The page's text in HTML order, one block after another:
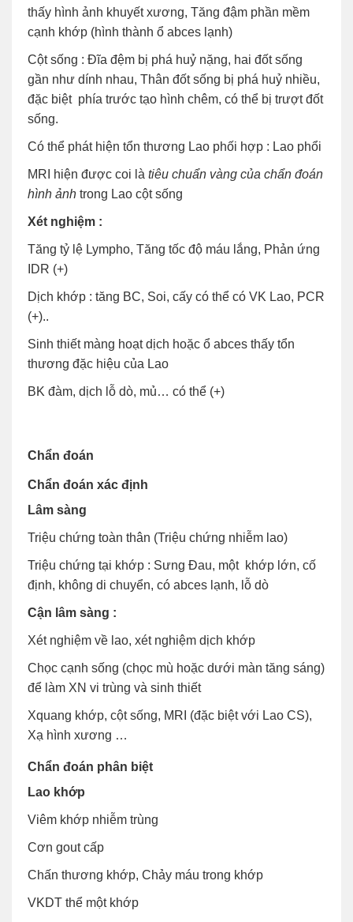
thấy hình ảnh khuyết xương, Tăng đậm phần mềm
cạnh khớp (hình thành ổ abces lạnh)
Cột sống : Đĩa đệm bị phá huỷ nặng, hai đốt sống
gần như dính nhau, Thân đốt sống bị phá huỷ nhiều,
đặc biệt phía trước tạo hình chêm, có thể bị trượt đốt
sống.
Có thể phát hiện tổn thương Lao phối hợp : Lao phổi
MRI hiện được coi là tiêu chuẩn vàng của chẩn đoán
hình ảnh trong Lao cột sống
Xét nghiệm :
Tăng tỷ lệ Lympho, Tăng tốc độ máu lắng, Phản ứng
IDR (+)
Dịch khớp : tăng BC, Soi, cấy có thể có VK Lao, PCR
(+)..
Sinh thiết màng hoạt dịch hoặc ổ abces thấy tổn
thương đặc hiệu của Lao
BK đàm, dịch lỗ dò, mủ… có thể (+)
Chẩn đoán
Chẩn đoán xác định
Lâm sàng
Triệu chứng toàn thân (Triệu chứng nhiễm lao)
Triệu chứng tại khớp : Sưng Đau, một khớp lớn, cố
định, không di chuyển, có abces lạnh, lỗ dò
Cận lâm sàng :
Xét nghiệm về lao, xét nghiệm dịch khớp
Chọc cạnh sống (chọc mù hoặc dưới màn tăng sáng)
để làm XN vi trùng và sinh thiết
Xquang khớp, cột sống, MRI (đặc biệt với Lao CS),
Xạ hình xương …
Chẩn đoán phân biệt
Lao khớp
Viêm khớp nhiễm trùng
Cơn gout cấp
Chấn thương khớp, Chảy máu trong khớp
VKDT thể một khớp